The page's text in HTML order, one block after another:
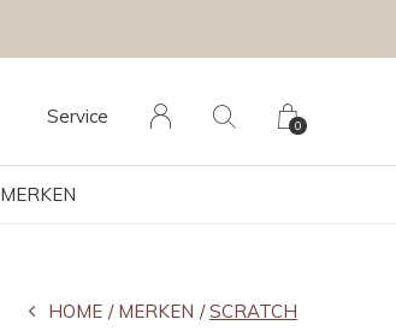
MERKEN
Service 0
HOME MERKEN SCRATCH